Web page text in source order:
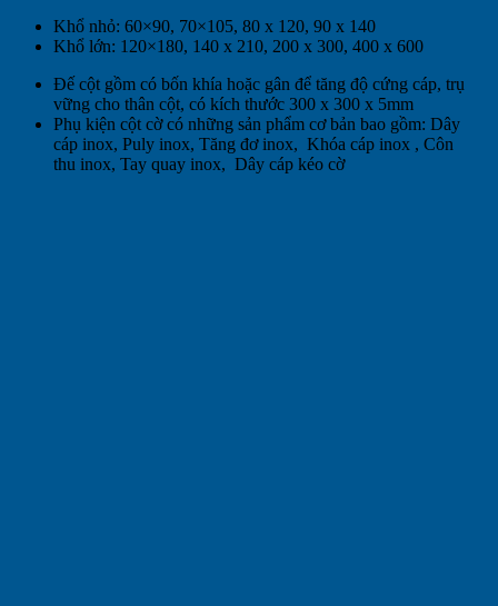
Khổ nhỏ: 60×90, 70×105, 80 x 120, 90 x 140
Khổ lớn: 120×180, 140 x 210, 200 x 300, 400 x 600
Đế cột gồm có bốn khía hoặc gân để tăng độ cứng cáp, trụ
vững cho thân cột, có kích thước 300 x 300 x 5mm
Phụ kiện cột cờ có những sản phẩm cơ bản bao gồm: Dây
cáp inox, Puly inox, Tăng đơ inox, Khóa cáp inox , Côn
thu inox, Tay quay inox, Dây cáp kéo cờ